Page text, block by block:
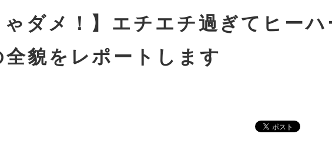
ゃダメ！】エチエチ過ぎてヒーハ
貌をレポートします